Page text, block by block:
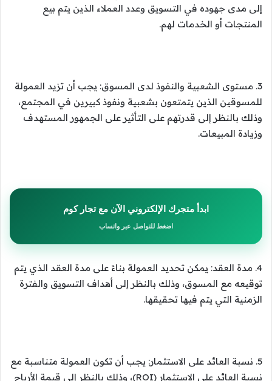
إلى مدى جهوده في التسويق وعدد العملاء الذين يتم بيع
المنتجات أو الخدمات لهم.
3. مستوى الشعبية والنفوذ لدى المسوق: يجب أن تزيد العمولة
للمسوقين الذين يتمتعون بشعبية ونفوذ كبيرين في المجتمع،
وذلك بالنظر إلى قدرتهم على التأثير على الجمهور المستهدف
وزيادة المبيعات.
ابدأ متجرك الإلكتروني الآن مع تجار كوم
اضغط للتواصل عبر واتساب
4. مدة العقد: يمكن تحديد العمولة بناءً على مدة العقد الذي يتم
توقيعه مع المسوق، وذلك بالنظر إلى أهداف التسويق والفترة
الزمنية التي يتم فيها تحقيقها.
5. نسبة العائد على الاستثمار: يجب أن تكون العمولة متناسبة مع
نسبة العائد على الاستثمار (ROI)، وذلك بالنظر إلى قيمة الأرباح